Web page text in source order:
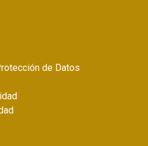
de Datos